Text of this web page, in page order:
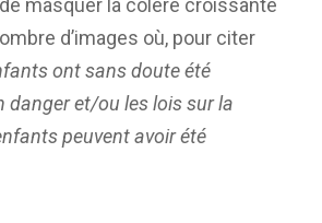
masquer la colère croissante
d’images où, pour citer
ont sans doute été
danger et/ou les lois sur la
peuvent avoir été